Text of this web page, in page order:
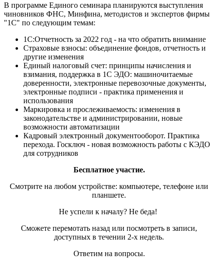
В программе Единого семинара планируются выступления
чиновников ФНС, Минфина, методистов и экспертов фирмы
"1С" по следующим темам:
1С:Отчетность за 2022 год - на что обратить внимание
Страховые взносы: объединение фондов, отчетность и
другие изменения
Единый налоговый счет: принципы начисления и
взимания, поддержка в 1С ЭДО: машиночитаемые
доверенности, электронные перевозочные документы,
электронные подписи - практика применения и
использования
Маркировка и прослеживаемость: изменения в
законодательстве и администрировании, новые
возможности автоматизации
Кадровый электронный документооборот. Практика
перехода. Госключ - новая возможность работы с КЭДО
для сотрудников
Бесплатное участие.
Смотрите на любом устройстве: компьютере, телефоне или
планшете.
Не успели к началу? Не беда!
Сможете перемотать назад или посмотреть в записи,
доступных в течении 2-х недель.
Ответим на вопросы.